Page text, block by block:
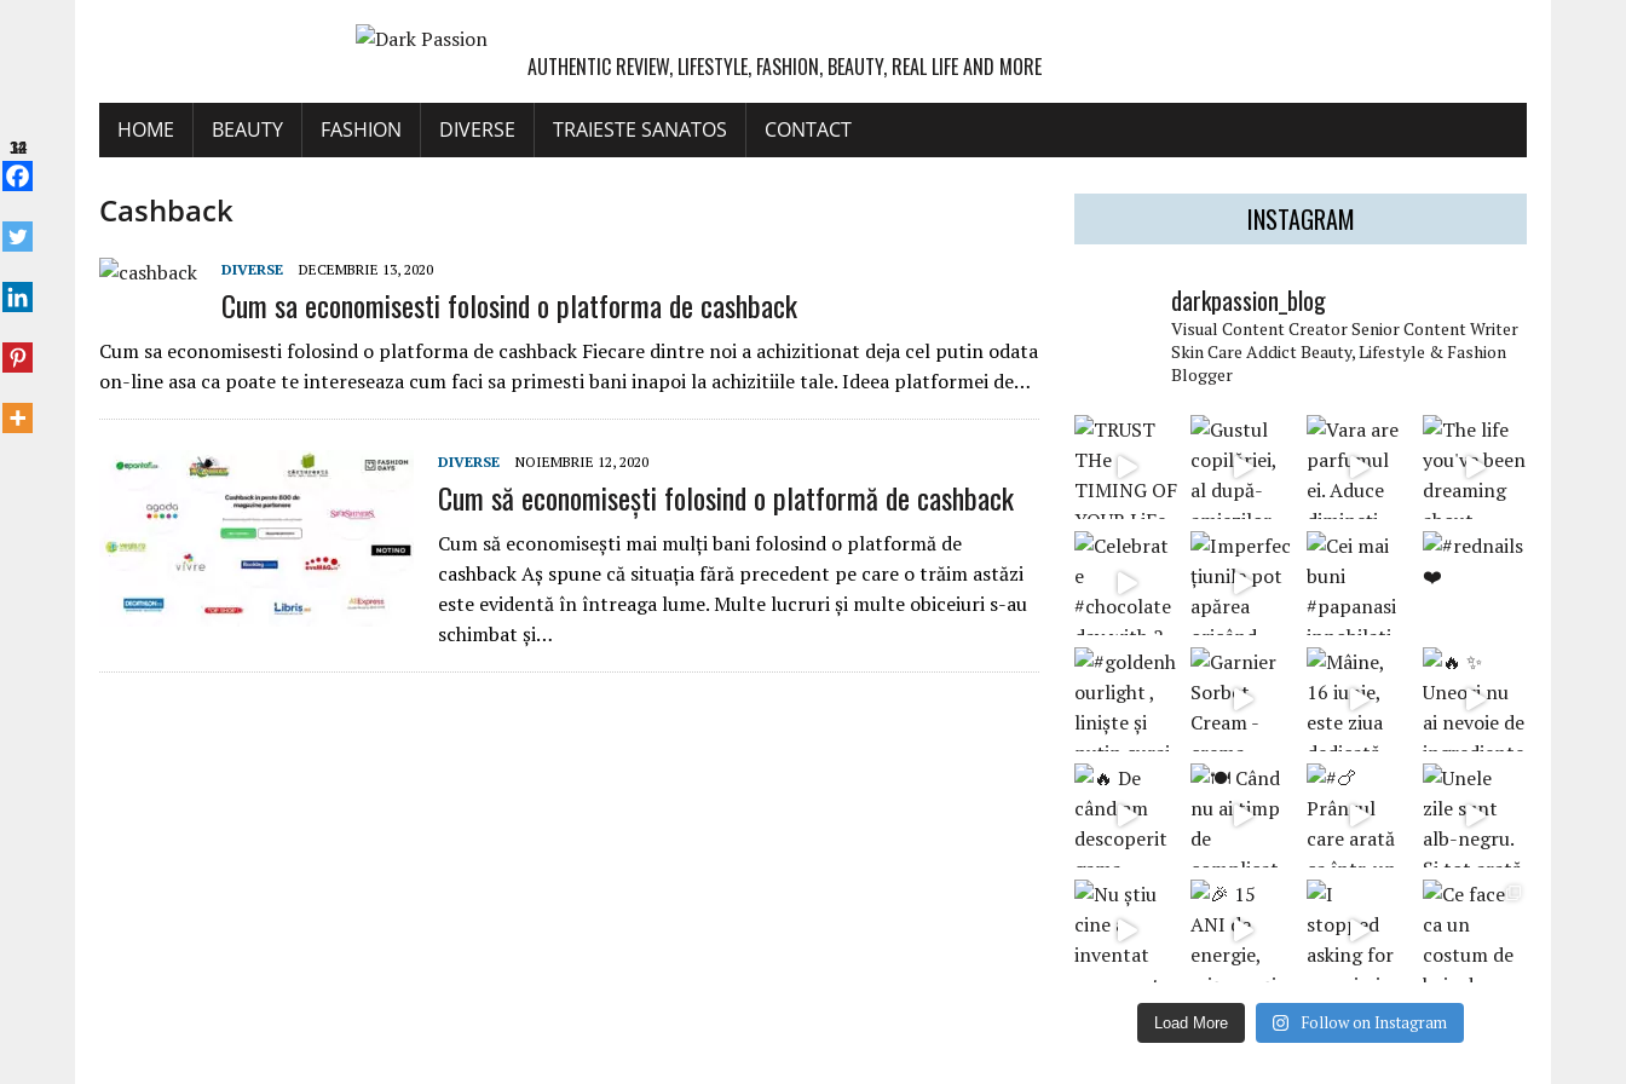
AUTHENTIC REVIEW, LIFESTYLE, FASHION, BEAUTY, REAL LIFE AND MORE
HOME BEAUTY FASHION DIVERSE TRAIESTE SANATOS CONTACT
Cashback
DIVERSE DECEMBRIE 13, 2020
Cum sa economisesti folosind o platforma de cashback
Cum sa economisesti folosind o platforma de cashback Fiecare dintre noi a achizitionat deja cel putin odata
on-line asa ca poate te intereseaza cum faci sa primesti bani inapoi la achizitiile tale. Ideea platformei de…
14
DIVERSE NOIEMBRIE 12, 2020
Cum să economisești folosind o platformă de cashback
Cum să economisești mai mulţi bani folosind o platformă de
cashback Aș spune că situația fără precedent pe care o trăim astăzi
este evidentă în întreaga lume. Multe lucruri și multe obiceiuri s-au
schimbat și…
32
INSTAGRAM
darkpassion_blog
Visual Content CreatorSenior Content Writer
Skin Care AddictBeauty, Lifestyle & Fashion
Blogger
Load More Follow on Instagram